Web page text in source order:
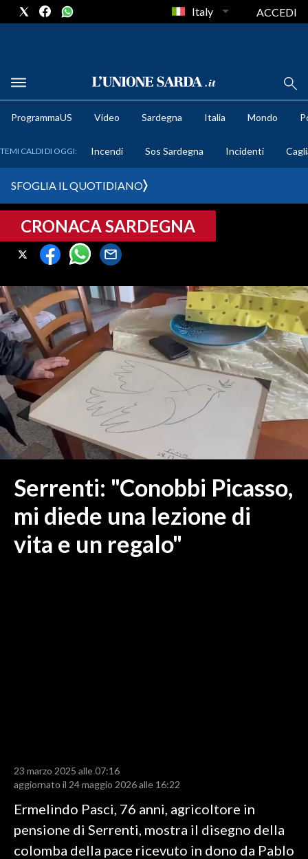
METEO
CRONACA SARDEGNA
CAGLIARI
SULCIS IGLESIENTE
MEDIO CAMPIDANO
ORISTANO E PROVINCIA
SASSARI E PROVINCIA
GALLURA
NUORO E PROVINCIA
OGLIASTRA
AGENDA
ITALIA
MONDO
POLITICA
CALCIO REGIONALE
BASKET
VOLLEY
MOTORI
Italy ACCEDI
ProgrammaUS Video Sardegna Italia Mondo
TEMI CALDI DI OGGI: Incendi Sos Sardegna Incidenti
SFOGLIA IL QUOTIDIANO
CRONACA SARDEGNA
Serrenti: "Conobbi Picasso,
mi diede una lezione di
vita e un regalo"
23 marzo 2025 alle 07:16
aggiornato il 24 maggio 2026 alle 16:22
Ermelindo Pasci, 76 anni, agricoltore in
pensione di Serrenti, mostra il disegno della
colomba della pace ricevuto in dono da Pablo